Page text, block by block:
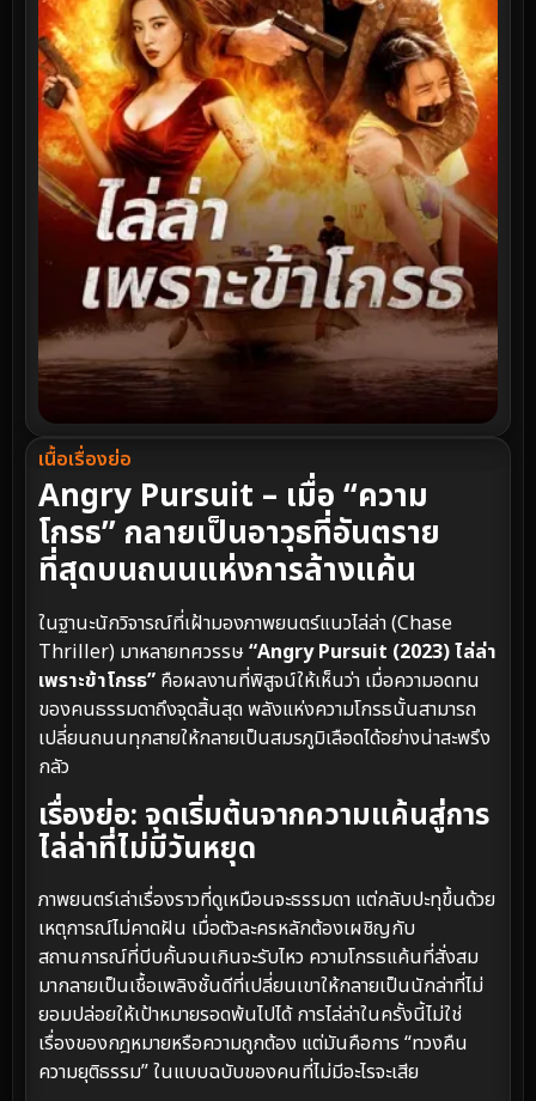
เนื้อเรื่องย่อ
Angry Pursuit – เมื่อ “ความ
โกรธ” กลายเป็นอาวุธที่อันตราย
ที่สุดบนถนนแห่งการล้างแค้น
ในฐานะนักวิจารณ์ที่เฝ้ามองภาพยนตร์แนวไล่ล่า (Chase
Thriller) มาหลายทศวรรษ“Angry Pursuit (2023) ไล่ล่า
เพราะข้าโกรธ” คือผลงานที่พิสูจน์ให้เห็นว่า เมื่อความอดทน
ของคนธรรมดาถึงจุดสิ้นสุด พลังแห่งความโกรธนั้นสามารถ
เปลี่ยนถนนทุกสายให้กลายเป็นสมรภูมิเลือดได้อย่างน่าสะพรึง
กลัว
เรื่องย่อ: จุดเริ่มต้นจากความแค้นสู่การ
ไล่ล่าที่ไม่มีวันหยุด
ภาพยนตร์เล่าเรื่องราวที่ดูเหมือนจะธรรมดา แต่กลับปะทุขึ้นด้วย
เหตุการณ์ไม่คาดฝัน เมื่อตัวละครหลักต้องเผชิญกับ
สถานการณ์ที่บีบคั้นจนเกินจะรับไหว ความโกรธแค้นที่สั่งสม
มากลายเป็นเชื้อเพลิงชั้นดีที่เปลี่ยนเขาให้กลายเป็นนักล่าที่ไม่
ยอมปล่อยให้เป้าหมายรอดพ้นไปได้ การไล่ล่าในครั้งนี้ไม่ใช่
เรื่องของกฎหมายหรือความถูกต้อง แต่มันคือการ “ทวงคืน
ความยุติธรรม” ในแบบฉบับของคนที่ไม่มีอะไรจะเสีย